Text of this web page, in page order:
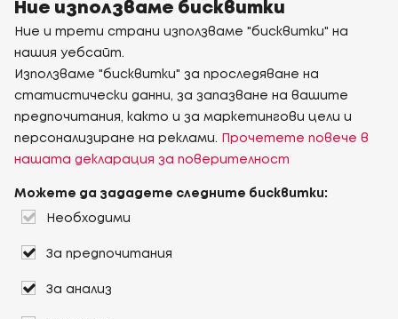
Ние използваме бисквитки
Ние и трети страни използваме "бисквитки" на
нашия уебсайт.
Използваме "бисквитки" за проследяване на
статистически данни, за запазване на вашите
предпочитания, както и за маркетингови цели и
персонализиране на реклами.
Прочетете повече в
нашата декларация за поверителност
Можете да зададете следните бисквитки:
Необходими
За предпочитания
За анализ